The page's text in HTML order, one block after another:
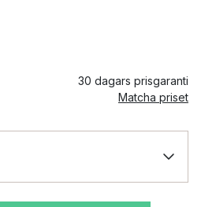
30 dagars prisgaranti
Matcha priset